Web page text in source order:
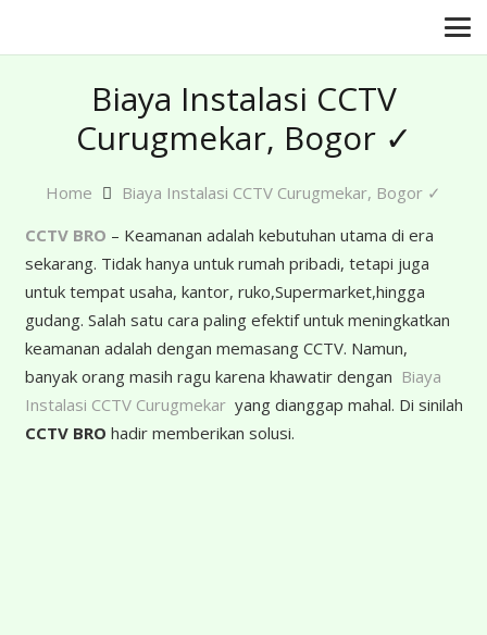
Biaya Instalasi CCTV
Curugmekar, Bogor ✓
Home
Biaya Instalasi CCTV Curugmekar, Bogor ✓
CCTV BRO – Keamanan adalah kebutuhan utama di era
sekarang. Tidak hanya untuk rumah pribadi, tetapi juga
untuk tempat usaha, kantor, ruko,Supermarket,hingga
gudang. Salah satu cara paling efektif untuk meningkatkan
keamanan adalah dengan memasang CCTV. Namun,
banyak orang masih ragu karena khawatir dengan Biaya
Instalasi CCTV Curugmekaryang dianggap mahal. Di sinilah
CCTV BRO hadir memberikan solusi.